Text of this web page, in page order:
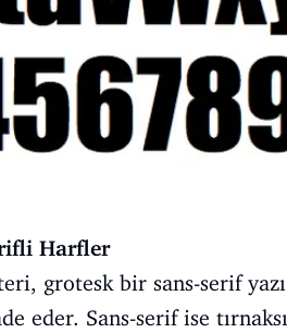
Harfler
grotesk bir sans-serif
eder. Sans-serif ise